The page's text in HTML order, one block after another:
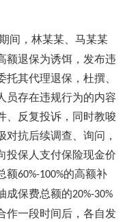
间，林某某、马某某
额退保为诱饵，发布违
其代理退保，杜撰、
员存在违规行为的内容
、反复投诉，同时教唆
抗后续调查、询问，
投保人支付保险现金价
额60%-100%的高额补
成保费总额的20%-30%
作一段时间后，各自发